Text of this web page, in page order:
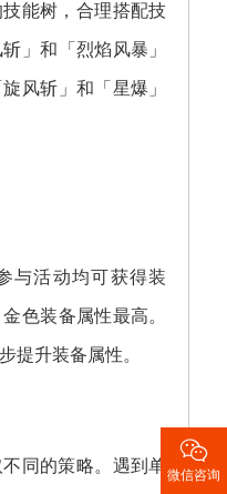
能树，合理搭配技
」和「烈焰风暴」
风斩」和「星爆」
与活动均可获得装
色装备属性最高。
提升装备属性。
同的策略。遇到单 
微信咨询